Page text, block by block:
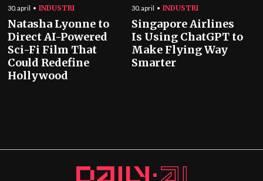
30. april INDUSTRI
Natasha Lyonne to
Direct AI-Powered
Sci-Fi Film That
Could Redefine
Hollywood
30. april INDUSTRI
Singapore Airlines
Is Using ChatGPT to
Make Flying Way
Smarter